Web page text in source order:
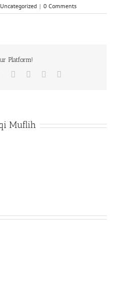
Uncategorized | 0 Comments
Platform!
Google+
TumblrPinterest
Muflih